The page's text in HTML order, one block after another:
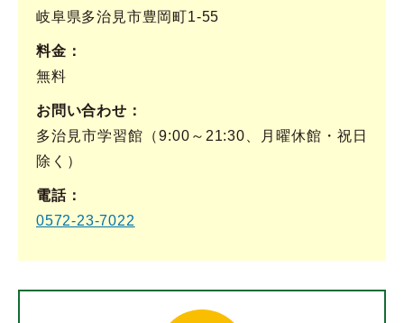
岐阜県多治見市豊岡町1-55
料金
無料
お問い合わせ
多治見市学習館（9:00～21:30、月曜休館・祝日
除く）
電話
0572-23-7022